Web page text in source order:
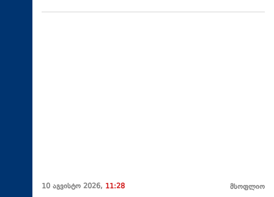
10 აგვისტო 2026, 11:28 მსოფლიო